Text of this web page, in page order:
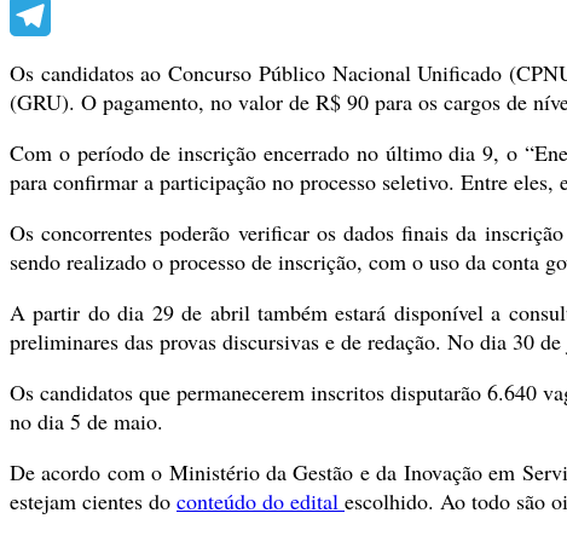
WhatsApp
Os candidatos ao Concurso Público Nacional Unificado (CP
(GRU). O pagamento, no valor de R$ 90 para os cargos de
Com o período de inscrição encerrado no último dia 9, o
para confirmar a participação no processo seletivo. Entre eles,
Os concorrentes poderão verificar os dados finais da
sendo realizado o processo de inscrição, com o uso da conta
A partir do dia 29 de abril também estará disponível a
preliminares das provas discursivas e de redação. No dia 30
Os candidatos que permanecerem inscritos disputarão 6.640
no dia 5 de maio.
De acordo com o Ministério da Gestão e da Inovação em
estejam cientes do conteúdo do edital escolhido. Ao todo são